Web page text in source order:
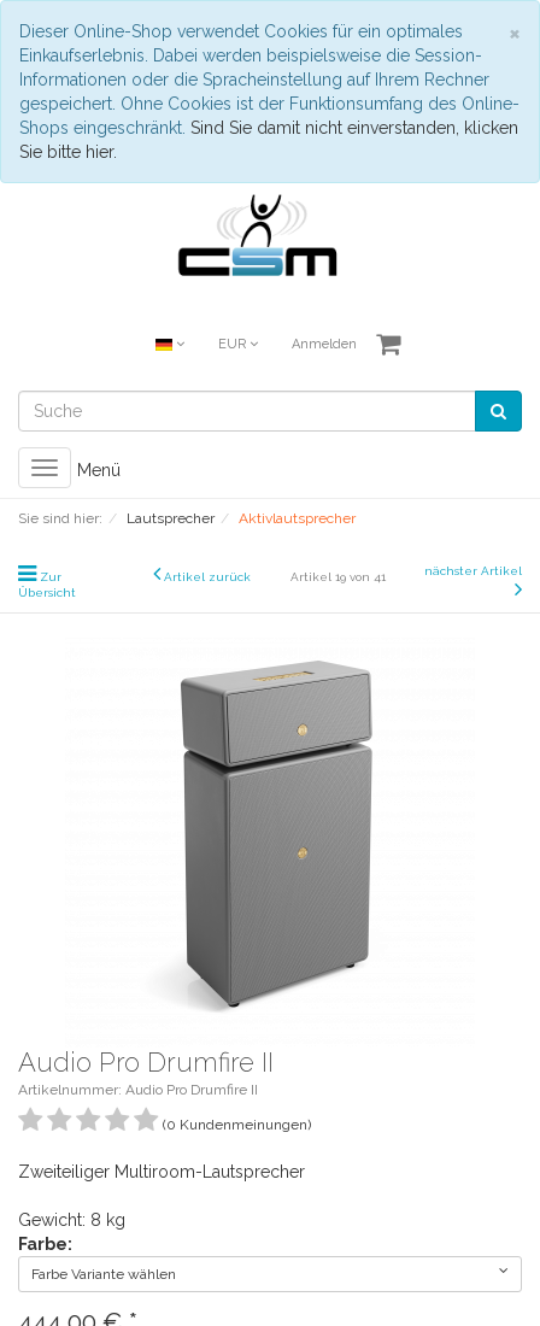
×
Dieser Online-Shop verwendet Cookies für ein optimales
Einkaufserlebnis. Dabei werden beispielsweise die Session-
Informationen oder die Spracheinstellung auf Ihrem Rechner
gespeichert. Ohne Cookies ist der Funktionsumfang des Online-
Shops eingeschränkt. Sind Sie damit nicht einverstanden, klicken
Sie bitte hier.
EUR Anmelden
Toggle
navigation
Menü
Sie sind hier: Lautsprecher Aktivlautsprecher
Zur
Übersicht
Artikel zurück Artikel 19 von 41 nächster Artikel
Audio Pro Drumfire II
Artikelnummer: Audio Pro Drumfire II
(0 Kundenmeinungen)
Zweiteiliger Multiroom-Lautsprecher
Gewicht: 8 kg
Farbe:
Farbe Variante wählen